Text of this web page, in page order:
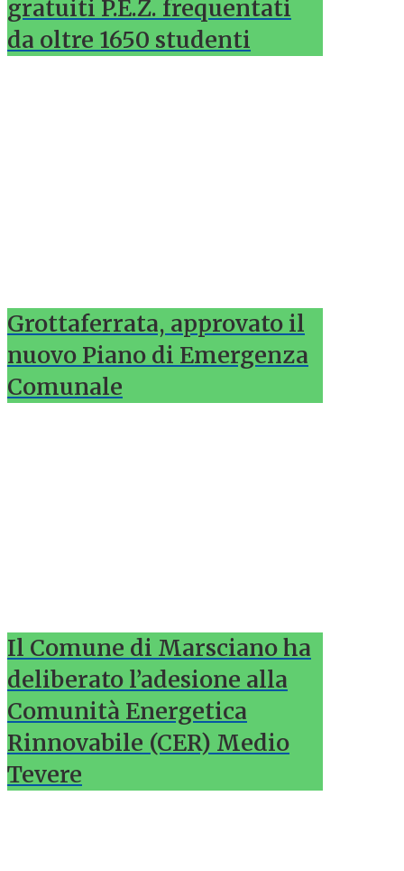
gratuiti P.E.Z. frequentati
da oltre 1650 studenti
Grottaferrata, approvato il
nuovo Piano di Emergenza
Comunale
Il Comune di Marsciano ha
deliberato l’adesione alla
Comunità Energetica
Rinnovabile (CER) Medio
Tevere